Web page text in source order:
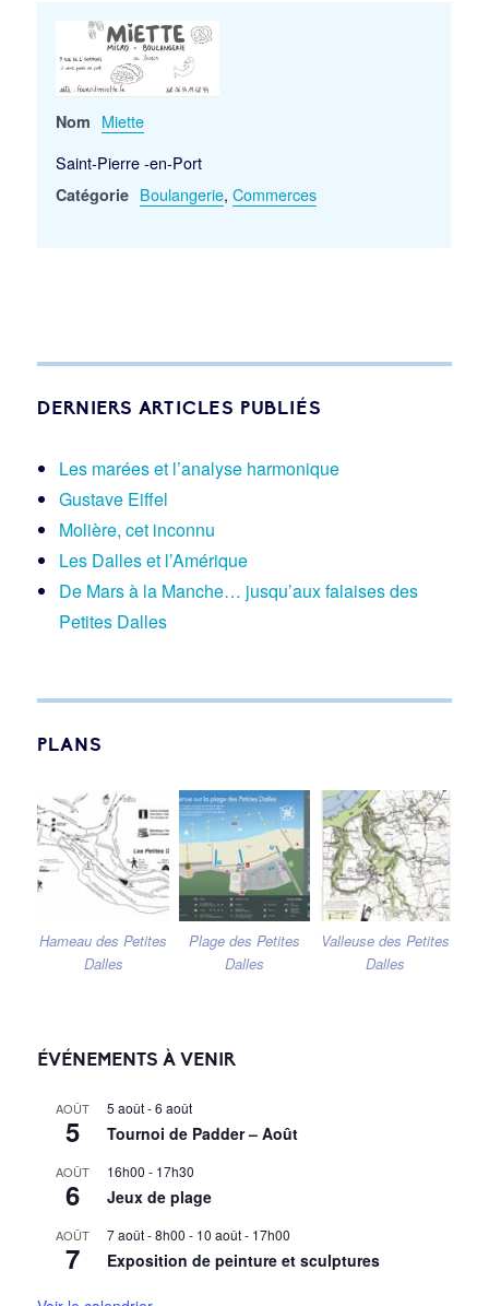
Nom Miette
Saint-Pierre -en-Port
Catégorie Boulangerie,Commerces
DERNIERS ARTICLES PUBLIÉS
Les marées et l’analyse harmonique
Gustave Eiffel
Molière, cet inconnu
Les Dalles et l’Amérique
De Mars à la Manche… jusqu’aux falaises des
Petites Dalles
PLANS
Hameau des Petites
Dalles
Plage des Petites
Dalles
Valleuse des Petites
Dalles
ÉVÉNEMENTS À VENIR
AOÛT
5
5 août-6 août
Tournoi de Padder – Août
AOÛT
6
16h00 - 17h30
Jeux de plage
AOÛT
7
7 août - 8h00 - 10 août - 17h00
Exposition de peinture et sculptures